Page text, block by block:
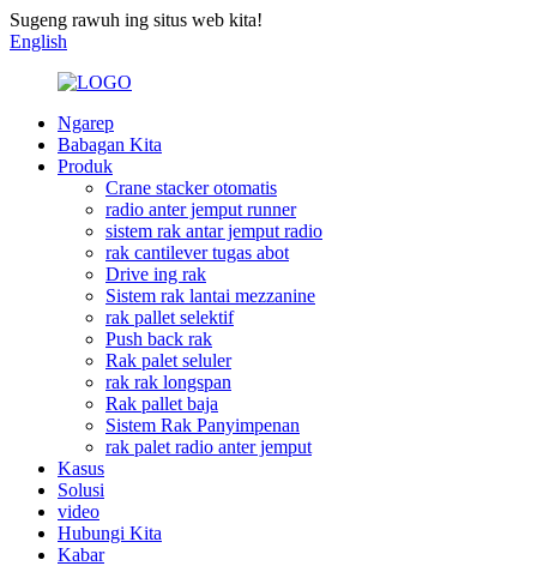
Sugeng rawuh ing situs web kita!
English
Ngarep
Babagan Kita
Produk
Crane stacker otomatis
radio anter jemput runner
sistem rak antar jemput radio
rak cantilever tugas abot
Drive ing rak
Sistem rak lantai mezzanine
rak pallet selektif
Push back rak
Rak palet seluler
rak rak longspan
Rak pallet baja
Sistem Rak Panyimpenan
rak palet radio anter jemput
Kasus
Solusi
video
Hubungi Kita
Kabar